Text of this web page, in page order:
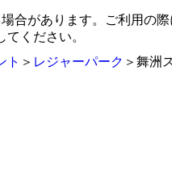
合があります。ご利用の
ください。
ト ＞ レジャーパーク ＞舞洲